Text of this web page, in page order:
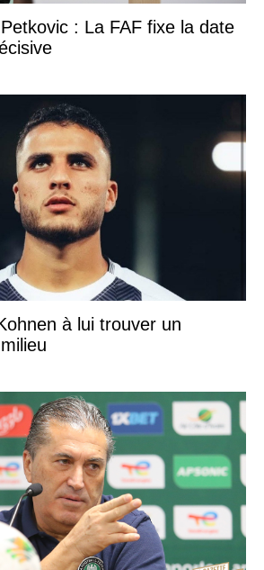
: La FAF fixe la date
à lui trouver un